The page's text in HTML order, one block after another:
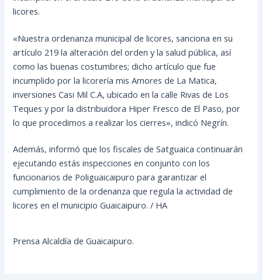
licores.
«Nuestra ordenanza municipal de licores, sanciona en su
artículo 219 la alteración del orden y la salud pública, así
como las buenas costumbres; dicho artículo que fue
incumplido por la licorería mis Amores de La Matica,
inversiones Casi Mil C.A, ubicado en la calle Rivas de Los
Teques y por la distribuidora Hiper Fresco de El Paso, por
lo que procedimos a realizar los cierres», indicó Negrín.
Además, informó que los fiscales de Satguaica continuarán
ejecutando estás inspecciones en conjunto con los
funcionarios de Poliguaicaipuro para garantizar el
cumplimiento de la ordenanza que regula la actividad de
licores en el municipio Guaicaipuro. / HA
Prensa Alcaldía de Guaicaipuro.